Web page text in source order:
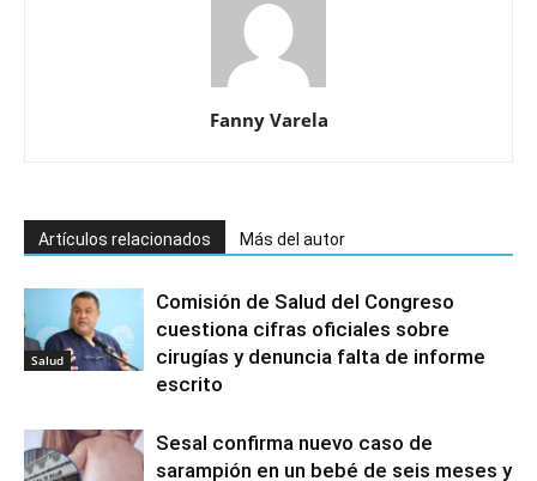
Fanny Varela
Artículos relacionados Más del autor
Salud
Comisión de Salud del Congreso
cuestiona cifras oficiales sobre
cirugías y denuncia falta de informe
escrito
Sesal confirma nuevo caso de
sarampión en un bebé de seis meses y